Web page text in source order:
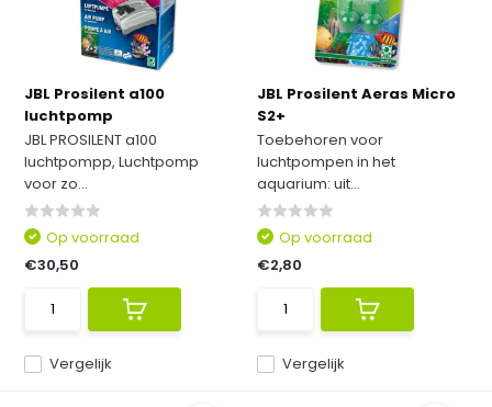
JBL Prosilent a100
luchtpomp
JBL PROSILENT a100
luchtpompp, Luchtpomp
voor zo...
Vergelijk
Op voorraad
€30,50
JBL Prosilent Aeras Micro
S2+
Toebehoren voor
luchtpompen in het
aquarium: uit...
Vergelijk
Op voorraad
€2,80